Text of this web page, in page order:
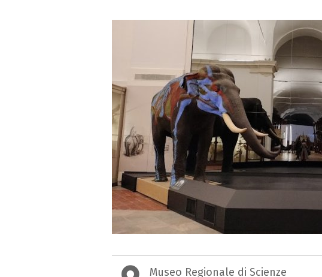
Museo Regionale di Scienze